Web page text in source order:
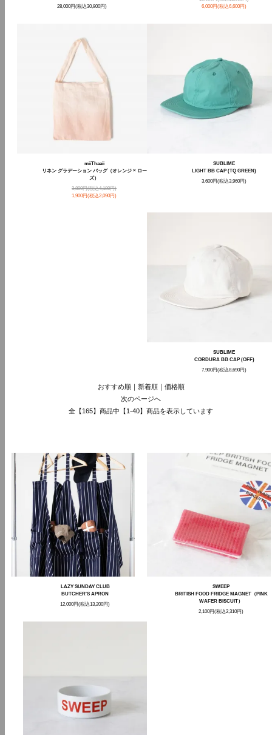
28,000円(税込30,800円)
6,000円(税込6,600円)
SUBLIME
LIGHT BB CAP (TQ GREEN)
3,600円(税込3,960円)
miiThaaii
リネン グラデーション バッグ（オレンジ × ロー
ズ）
3,800円(税込4,180円)
1,900円(税込2,090円)
SUBLIME
CORDURA BB CAP (OFF)
7,900円(税込8,690円)
おすすめ順｜ 新着順｜ 価格順
次のページへ
全【165】商品中【1-40】商品を表示しています
LAZY SUNDAY CLUB
BUTCHER'S APRON
12,000円(税込13,200円)
SWEEP
BRITISH FOOD FRIDGE MAGNET（PINK
WAFER BISCUIT）
2,100円(税込2,310円)